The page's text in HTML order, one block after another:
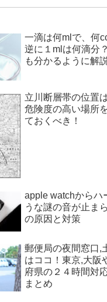
一滴は何mlで、何
逆に１mlは何滴分
も分かるように解説
立川断層帯の位置
危険度の高い場所
ておくべき！
apple watchからハ
うな謎の音が止ま
の原因と対策
郵便局の夜間窓口,
はココ！東京,大阪
府県の２４時間対
まとめ